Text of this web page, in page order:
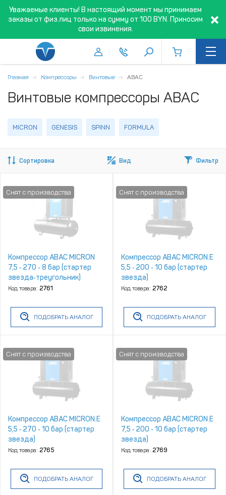
Уважаемые клиенты! В настоящий момент мы принимаем
заказы от физ.лиц только на сумму от 100 BYN. Приносим
свои извинения.
Главная Компрессоры Винтовые ABAC
Винтовые компрессоры ABAC
MICRON GENESIS SPINN FORMULA
Сортировка Вид Фильтр
Компрессор ABAC MICRON
7,5 ‑ 270 ‑ 8 бар (стартер
звезда‑треугольник)
Код товара: 2761
ПОДОБРАТЬ АНАЛОГ
Компрессор ABAC MICRON.E
5,5 ‑ 200 ‑ 10 бар (стартер
звезда)
Код товара: 2762
ПОДОБРАТЬ АНАЛОГ
Компрессор ABAC MICRON.E
5,5 ‑ 270 ‑ 10 бар (стартер
звезда)
Код товара: 2765
ПОДОБРАТЬ АНАЛОГ
Компрессор ABAC MICRON.E
7,5 ‑ 200 ‑ 10 бар (стартер
звезда)
Код товара: 2769
ПОДОБРАТЬ АНАЛОГ